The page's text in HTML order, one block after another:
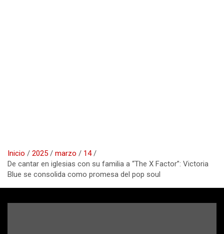
Inicio 2025 marzo
14
De cantar en iglesias con su familia a “The X Factor”: Victoria
Blue se consolida como promesa del pop soul